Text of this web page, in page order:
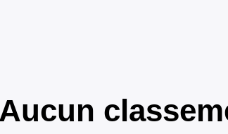
Aucun